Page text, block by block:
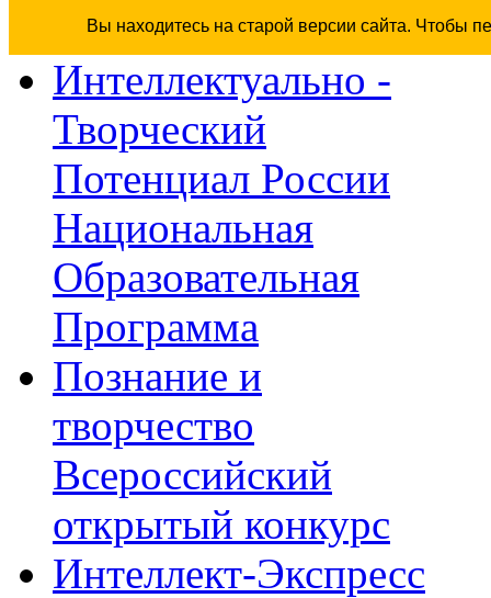
Вы находитесь на старой версии сайта. Чтобы
Интеллектуально -
Творческий
Потенциал России
Национальная
Образовательная
Программа
Познание и
творчество
Всероссийский
открытый конкурс
Интеллект-Экспресс